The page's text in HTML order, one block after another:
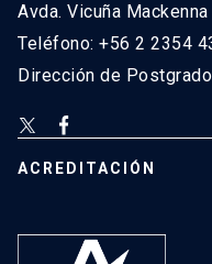
Avda. Vicuña
Teléfono: +56 2 2354
Dirección de
ACREDITACIÓN